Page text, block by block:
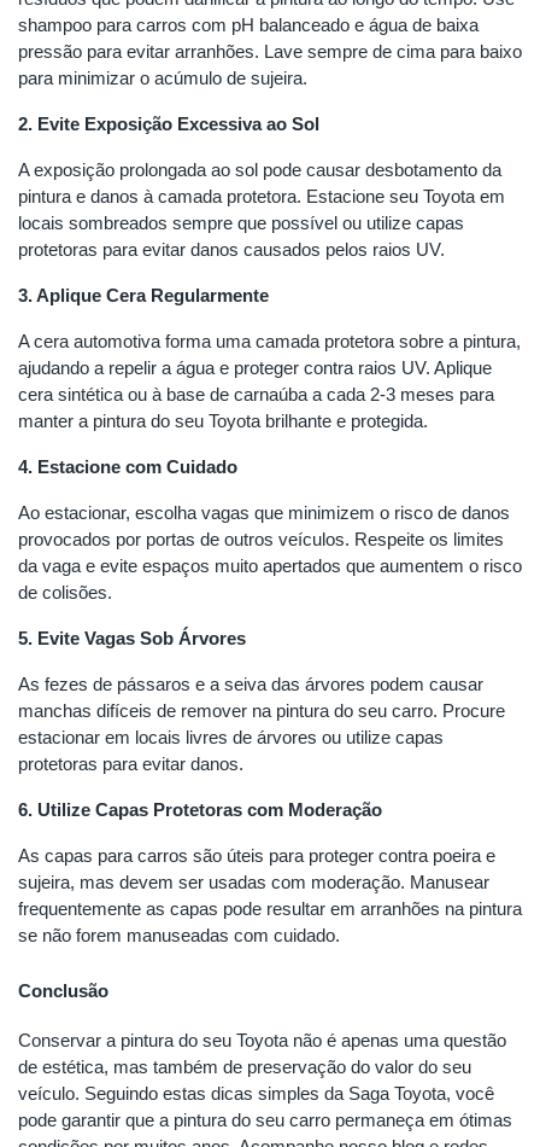
shampoo para carros com pH balanceado e água de baixa
pressão para evitar arranhões. Lave sempre de cima para baixo
para minimizar o acúmulo de sujeira.
2. Evite Exposição Excessiva ao Sol
A exposição prolongada ao sol pode causar desbotamento da
pintura e danos à camada protetora. Estacione seu Toyota em
locais sombreados sempre que possível ou utilize capas
protetoras para evitar danos causados pelos raios UV.
3. Aplique Cera Regularmente
A cera automotiva forma uma camada protetora sobre a pintura,
ajudando a repelir a água e proteger contra raios UV. Aplique
cera sintética ou à base de carnaúba a cada 2-3 meses para
manter a pintura do seu Toyota brilhante e protegida.
4. Estacione com Cuidado
Ao estacionar, escolha vagas que minimizem o risco de danos
provocados por portas de outros veículos. Respeite os limites
da vaga e evite espaços muito apertados que aumentem o risco
de colisões.
5. Evite Vagas Sob Árvores
As fezes de pássaros e a seiva das árvores podem causar
manchas difíceis de remover na pintura do seu carro. Procure
estacionar em locais livres de árvores ou utilize capas
protetoras para evitar danos.
6. Utilize Capas Protetoras com Moderação
As capas para carros são úteis para proteger contra poeira e
sujeira, mas devem ser usadas com moderação. Manusear
frequentemente as capas pode resultar em arranhões na pintura
se não forem manuseadas com cuidado.
Conclusão
Conservar a pintura do seu Toyota não é apenas uma questão
de estética, mas também de preservação do valor do seu
veículo. Seguindo estas dicas simples da Saga Toyota, você
pode garantir que a pintura do seu carro permaneça em ótimas